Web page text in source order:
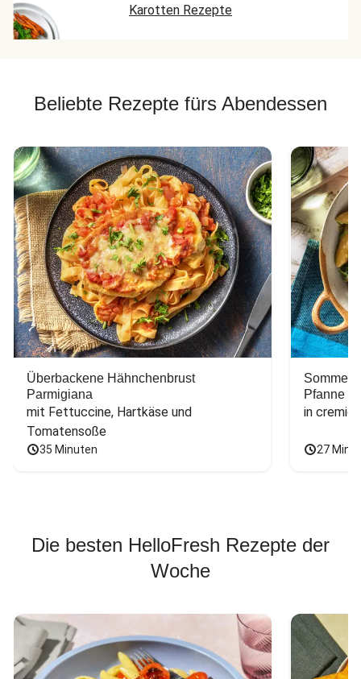
Karotten Rezepte
Beliebte Rezepte fürs Abendessen
Überbackene Hähnchenbrust
Parmigiana
mit Fettuccine, Hartkäse und
Tomatensoße
35 Minuten
Pfanne
in
27
Die besten HelloFresh Rezepte der
Woche